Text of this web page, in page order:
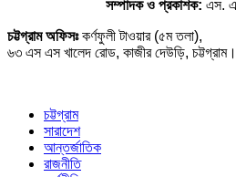
সম্পাদক ও প্রকাশক: এস.
চট্টগ্রাম অফিসঃকর্ণফুলী টাওয়ার (৫ম তলা),
৬৩ এস এস খালেদ রোড, কাজীর দেউড়ি, চট্টগ্রাম।
চট্টগ্রাম
সারাদেশ
আন্তর্জাতিক
রাজনীতি